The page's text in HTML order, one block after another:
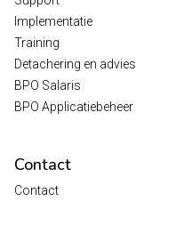
Implementatie
Training
Detachering en advies
BPO Salaris
BPO Applicatiebeheer
Contact
Contact